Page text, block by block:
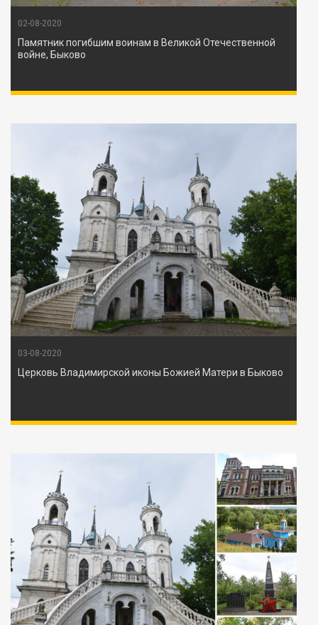
02-08-2020
Памятник погибшим воинам в Великой Отечественной
войне, Быково
03-08-2020
Церковь Владимирской иконы Божией Матери в Быково